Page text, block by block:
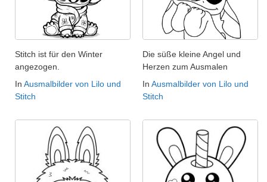
Stitch ist für den Winter
angezogen.
In Ausmalbilder von Lilo und
Stitch
Die süße kleine Angel und
Herzen zum Ausmalen
In Ausmalbilder von Lilo und
Stitch